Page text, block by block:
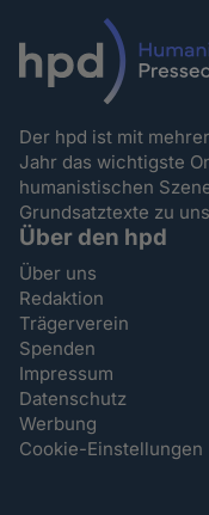
Der hpd ist mit
Jahr das wichtigste
humanistischen
Grundsatztexte zu
Über den hpd
Über uns
Redaktion
Trägerverein
Spenden
Impressum
Datenschutz
Werbung
Cookie-Einstellungen